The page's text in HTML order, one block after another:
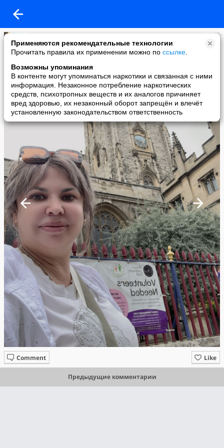
Применяются рекомендательные технологии
Прочитать правила их применении можно по ссылке
Возможны упоминания
В контенте могут упоминаться наркотики и связанная с ними
информация. Незаконное потребление наркотических
средств, психотропных веществ и их аналогов причиняет
вред здоровью, их незаконный оборот запрещён и влечёт
установленную законодательством ответственность
Alena Demidova
added a photo
22 Jul в 20:52
Like
Comment
Предыдущие комментарии